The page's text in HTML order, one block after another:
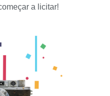
a licitar!